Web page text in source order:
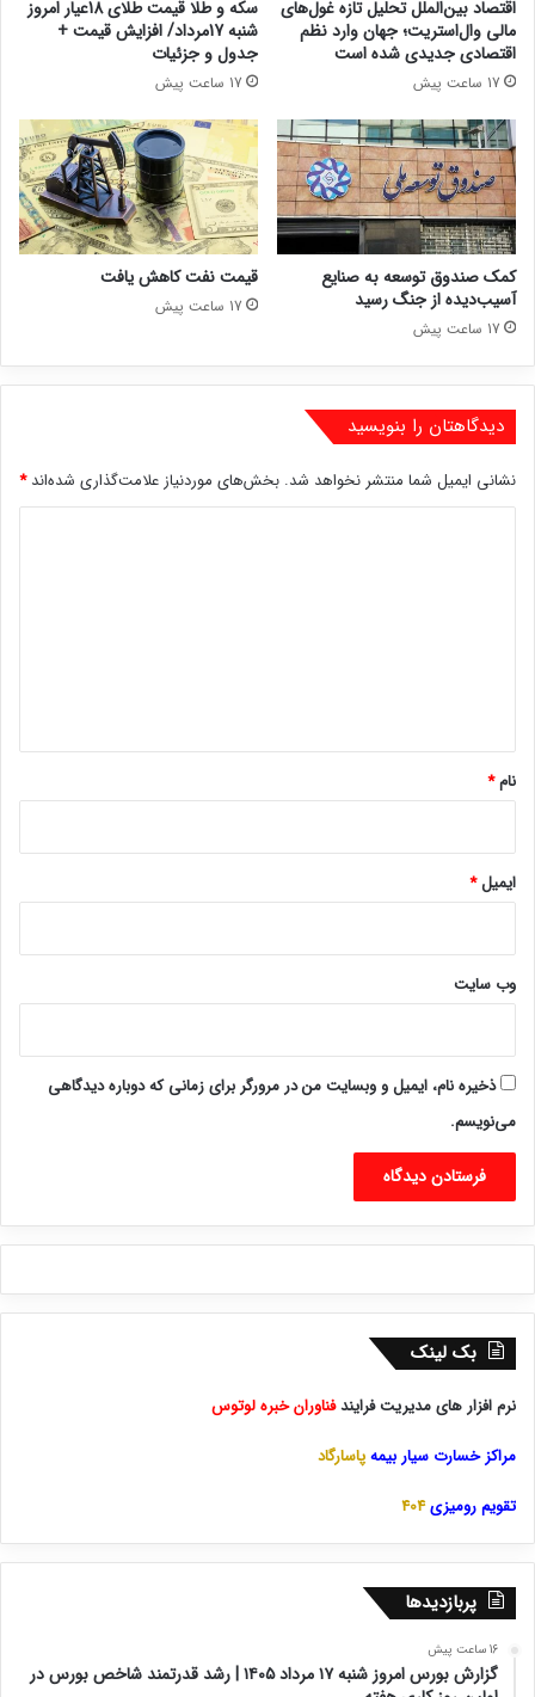
اقتصاد بین‌الملل تحلیل تازه غول‌های
مالی وال‌استریت؛ جهان وارد نظم
اقتصادی جدیدی شده است
17 ساعت پیش
سکه و طلا قیمت طلای 18عیار امروز
شنبه 17مرداد/ افزایش قیمت +
جدول و جزئیات
17 ساعت پیش
کمک صندوق توسعه به صنایع
آسیب‌دیده از جنگ رسید
17 ساعت پیش
قیمت نفت کاهش یافت
17 ساعت پیش
دیدگاهتان را بنویسید
نشانی ایمیل شما منتشر نخواهد شد. بخش‌های موردنیاز علامت‌گذاری شده‌اند*
نام*
ایمیل*
وب‌ سایت
ذخیره نام، ایمیل و وبسایت من در مرورگر برای زمانی که دوباره دیدگاهی
می‌نویسم.
بک لینک
نرم افزار های مدیریت فرایندفناوران خبره لوتوس
مراکز خسارت سیار بیمهپاسارگاد
تقویم رومیزی404
پربازدیدها
16 ساعت پیش
گزارش بورس امروز شنبه ۱۷ مرداد ۱۴۰۵ | رشد قدرتمند شاخص بورس در